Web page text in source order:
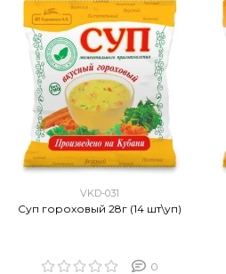
VKD-031
Суп гороховый 28г (14 шт\уп)
0